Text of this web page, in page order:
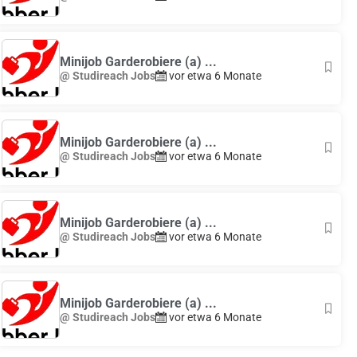
Minijob Garderobiere (a) ...
@ Studireach Jobs vor etwa 6 Monate
Minijob Garderobiere (a) ...
@ Studireach Jobs vor etwa 6 Monate
Minijob Garderobiere (a) ...
@ Studireach Jobs vor etwa 6 Monate
Minijob Garderobiere (a) ...
@ Studireach Jobs vor etwa 6 Monate